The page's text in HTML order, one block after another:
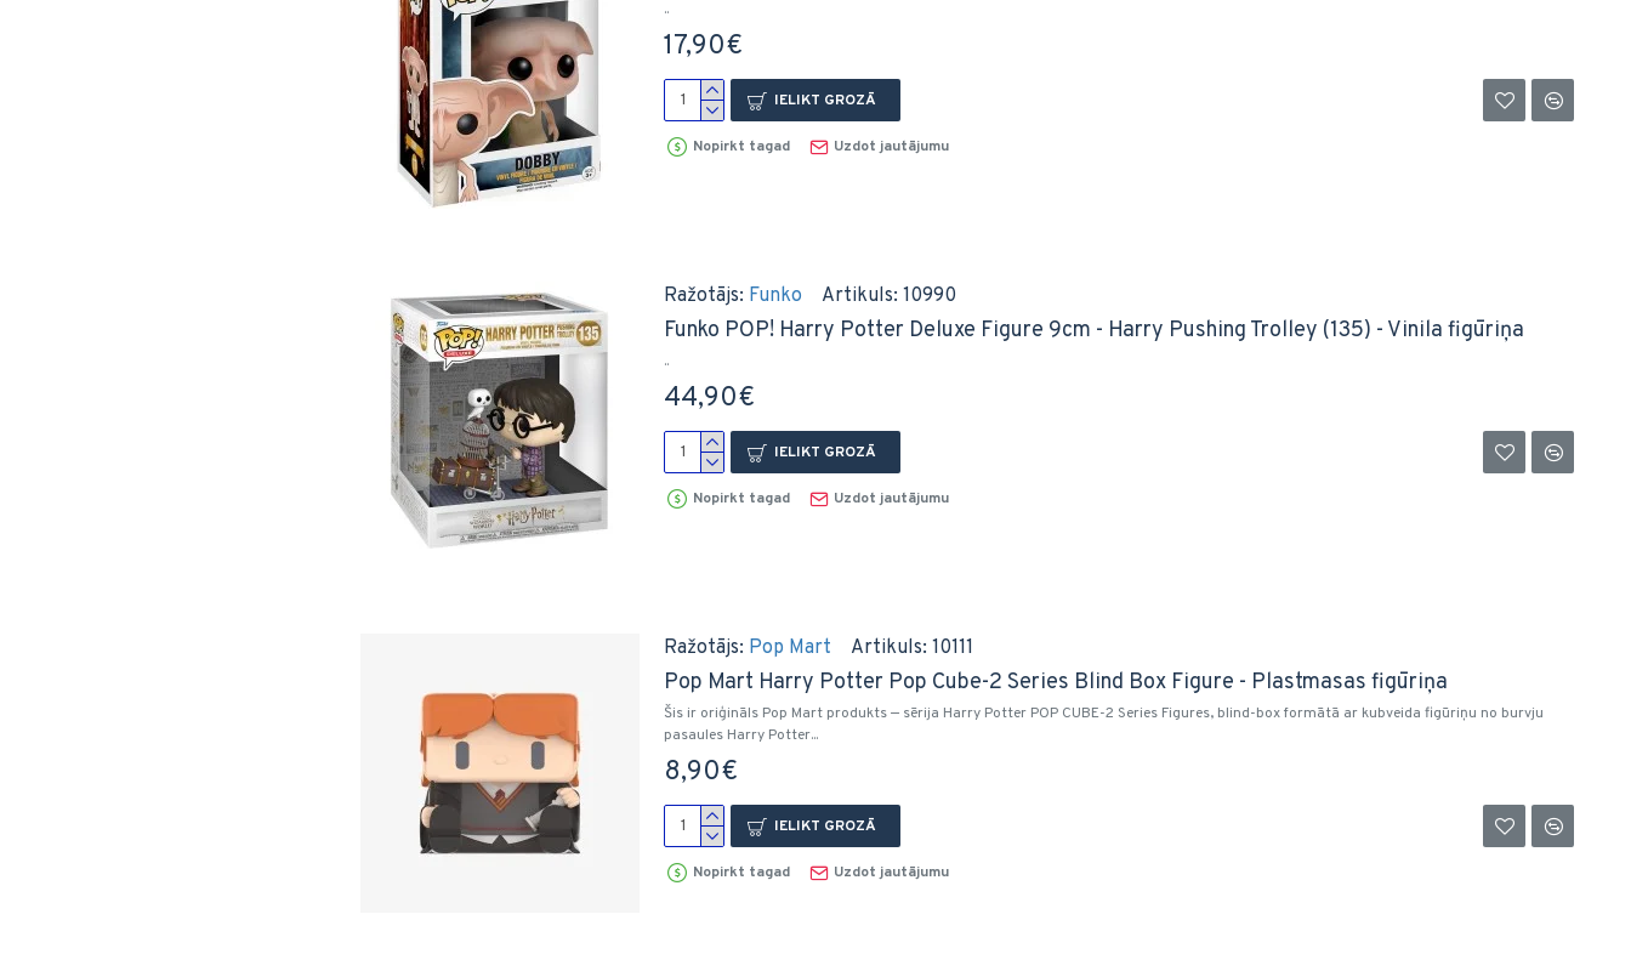
..
17,90€
IELIKT GROZĀ
Nopirkt tagad Uzdot jautājumu
Ražotājs: Funko Artikuls: 10990
Funko POP! Harry Potter Deluxe Figure 9cm - Harry Pushing Trolley (135) - Vinila figūriņa
..
44,90€
IELIKT GROZĀ
Nopirkt tagad Uzdot jautājumu
Ražotājs: Pop Mart Artikuls: 10111
Pop Mart Harry Potter Pop Cube-2 Series Blind Box Figure - Plastmasas figūriņa
Šis ir oriģināls Pop Mart produkts — sērija Harry Potter POP CUBE-2 Series Figures, blind-box formātā ar kubveida figūriņu no burvju
pasaules Harry Potter...
8,90€
IELIKT GROZĀ
Nopirkt tagad Uzdot jautājumu